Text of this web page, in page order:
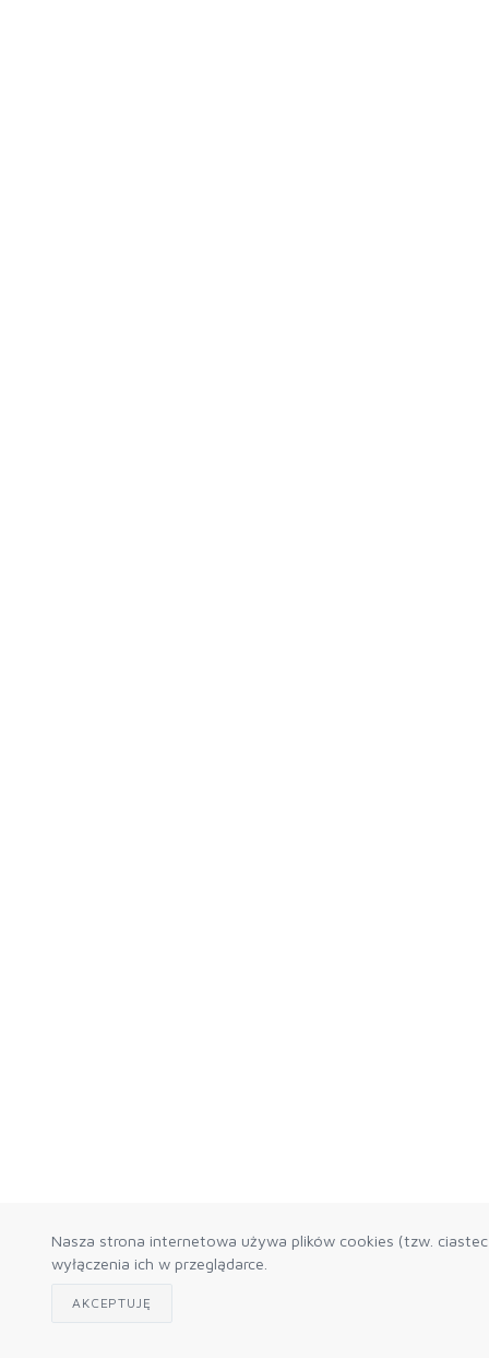
Nasza strona internetowa używa plików cookies (tzw.
wyłączenia ich w przeglądarce.
AKCEPTUJĘ